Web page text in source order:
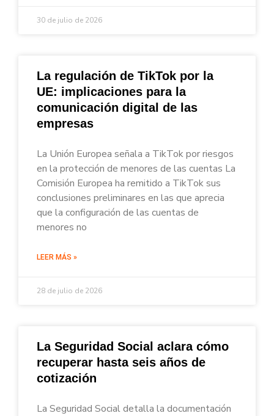
30 de julio de 2026
La regulación de TikTok por la
UE: implicaciones para la
comunicación digital de las
empresas
La Unión Europea señala a TikTok por riesgos
en la protección de menores de las cuentas La
Comisión Europea ha remitido a TikTok sus
conclusiones preliminares en las que aprecia
que la configuración de las cuentas de
menores no
LEER MÁS »
28 de julio de 2026
La Seguridad Social aclara cómo
recuperar hasta seis años de
cotización
La Seguridad Social detalla la documentación